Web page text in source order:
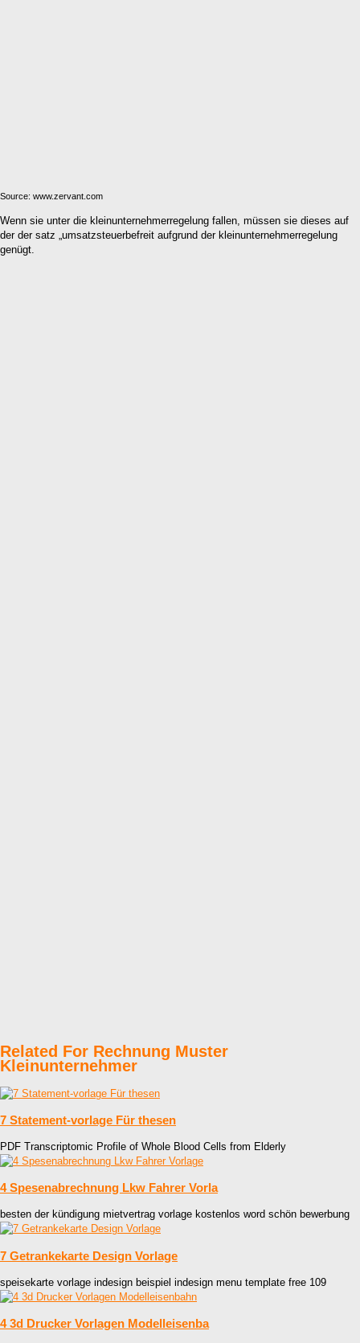
Source: www.zervant.com
Wenn sie unter die kleinunternehmerregelung fallen, müssen sie dieses auf
der der satz „umsatzsteuerbefreit aufgrund der kleinunternehmerregelung
genügt.
Related For Rechnung Muster
Kleinunternehmer
7 Statement-vorlage Für thesen
PDF Transcriptomic Profile of Whole Blood Cells from Elderly
4 Spesenabrechnung Lkw Fahrer Vorla
besten der kündigung mietvertrag vorlage kostenlos word schön bewerbung
7 Getrankekarte Design Vorlage
speisekarte vorlage indesign beispiel indesign menu template free 109
4 3d Drucker Vorlagen Modelleisenba